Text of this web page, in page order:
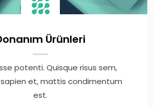
Ürünleri
potenti. Quisque risus sem,
et, mattis condimentum
est.